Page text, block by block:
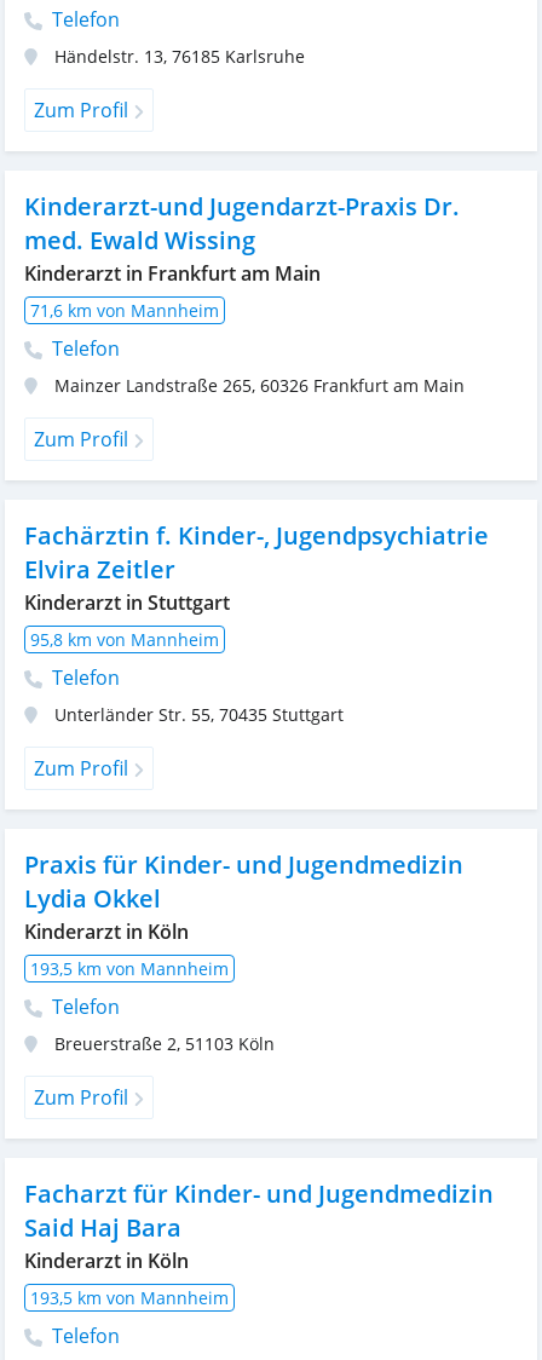
Telefon
Händelstr. 13, 76185 Karlsruhe
Zum Profil
Kinderarzt-und Jugendarzt-Praxis Dr.
med. Ewald Wissing
Kinderarzt in Frankfurt am Main
71,6 km von Mannheim
Telefon
Mainzer Landstraße 265, 60326 Frankfurt am Main
Zum Profil
Fachärztin f. Kinder-, Jugendpsychiatrie
Elvira Zeitler
Kinderarzt in Stuttgart
95,8 km von Mannheim
Telefon
Unterländer Str. 55, 70435 Stuttgart
Zum Profil
Praxis für Kinder- und Jugendmedizin
Lydia Okkel
Kinderarzt in Köln
193,5 km von Mannheim
Telefon
Breuerstraße 2, 51103 Köln
Zum Profil
Facharzt für Kinder- und Jugendmedizin
Said Haj Bara
Kinderarzt in Köln
193,5 km von Mannheim
Telefon